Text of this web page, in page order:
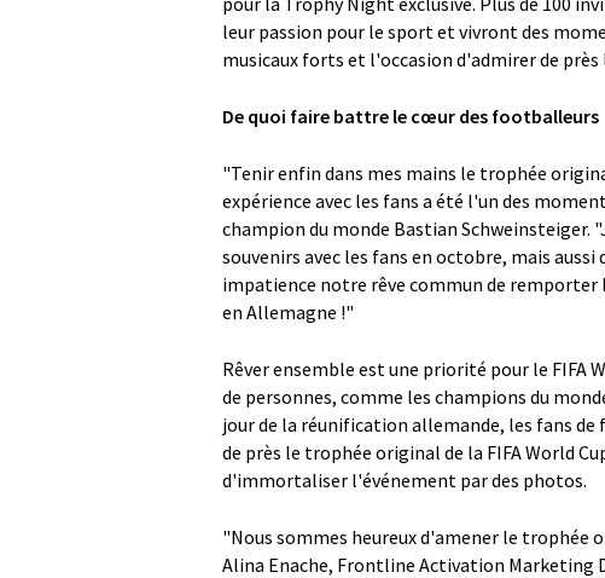
leur passion pour le sport et vivront des
musicaux forts et l'occasion d'admirer de
De quoi faire battre le cœur des footballeurs
"Tenir enfin dans mes mains le trophée
expérience avec les fans a été l'un des
champion du monde Bastian Schweinsteiger.
souvenirs avec les fans en octobre, mais
impatience notre rêve commun de remporter
en Allemagne !"
Rêver ensemble est une priorité pour le FIFA
de personnes, comme les champions du
jour de la réunification allemande, les fans
de près le trophée original de la FIFA World
d'immortaliser l'événement par des photos.
"Nous sommes heureux d'amener le trophée
Alina Enache, Frontline Activation Marketing